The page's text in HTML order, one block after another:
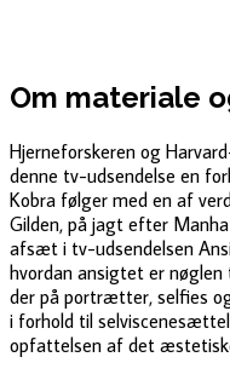
Om materiale
Hjerneforskeren og
denne tv-udsendelse en
Kobra følger med en af
Gilden, på jagt efter
afsæt i tv-udsendelsen
hvordan ansigtet er
der på portrætter, selfies
i forhold til
opfattelsen af det